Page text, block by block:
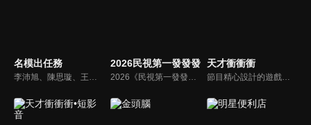
名模出任務
李沛旭、陳思璇、王尹平、杜詩梅與大愷等人，卸下名模華麗外表、包袱，全力闖關！全台灣顏值最高的外景實境真人秀節目，名模們又會激盪什麼逗趣爆笑的場面呢？
2026民視第一發發發
2026《民視第一發發發》由陳美鳳、白冰冰、陽帆、侯怡君、阿翔、白家綺、賴慧如、籃籃以及郭忠祐擔任主持人，集結百位豪華陣容向觀眾拜年。節目分成四大段：百人大開場「馬年吉祥迎新春」、歌舞單元「躍馬揚鞭慶豐年」、明星運動會「馬到成功萬象新」、益智遊戲的「萬馬奔騰慶團圓」。
天才衝衝衝
節目精心設計的遊戲內容，包括深受觀眾喜愛並且火紅於各大專院校的【TEMPO系列】，考驗藝人用肢體表達能力以及聯想能力的【你是WORD演】、【會演是英雄】，考驗英文程度的【EAR傳耳ABC】，超簡單、超爆笑的【看你怎麼說】，以及考驗藝人反應、機智以及隊友默契的【不可能的默契】等單元，逗趣又爆笑！